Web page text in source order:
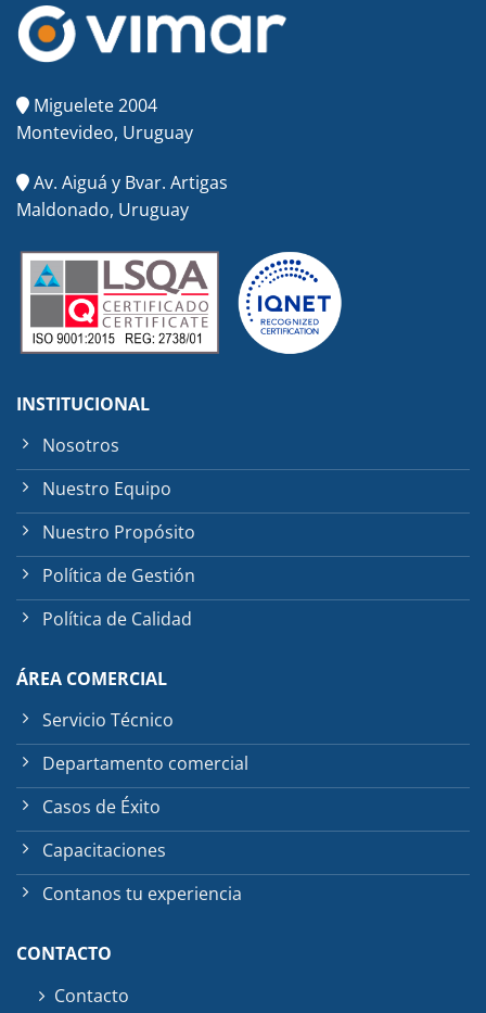
Miguelete 2004
Montevideo, Uruguay
Av. Aiguá y Bvar. Artigas
Maldonado, Uruguay
INSTITUCIONAL
Nosotros
Nuestro Equipo
Nuestro Propósito
Política de Gestión
Política de Calidad
ÁREA COMERCIAL
Servicio Técnico
Departamento comercial
Casos de Éxito
Capacitaciones
Contanos tu experiencia
CONTACTO
Contacto